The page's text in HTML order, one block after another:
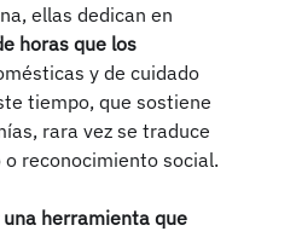
ellas dedican en
horas que los
y de cuidado
tiempo, que sostiene
rara vez se traduce
reconocimiento social.
herramienta que